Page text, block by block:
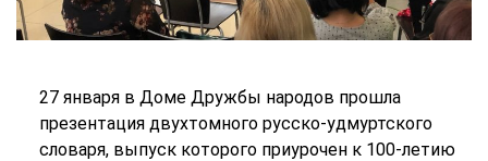
27 января в Доме Дружбы народов прошла
презентация двухтомного русско-удмуртского
словаря, выпуск которого приурочен к 100-летию